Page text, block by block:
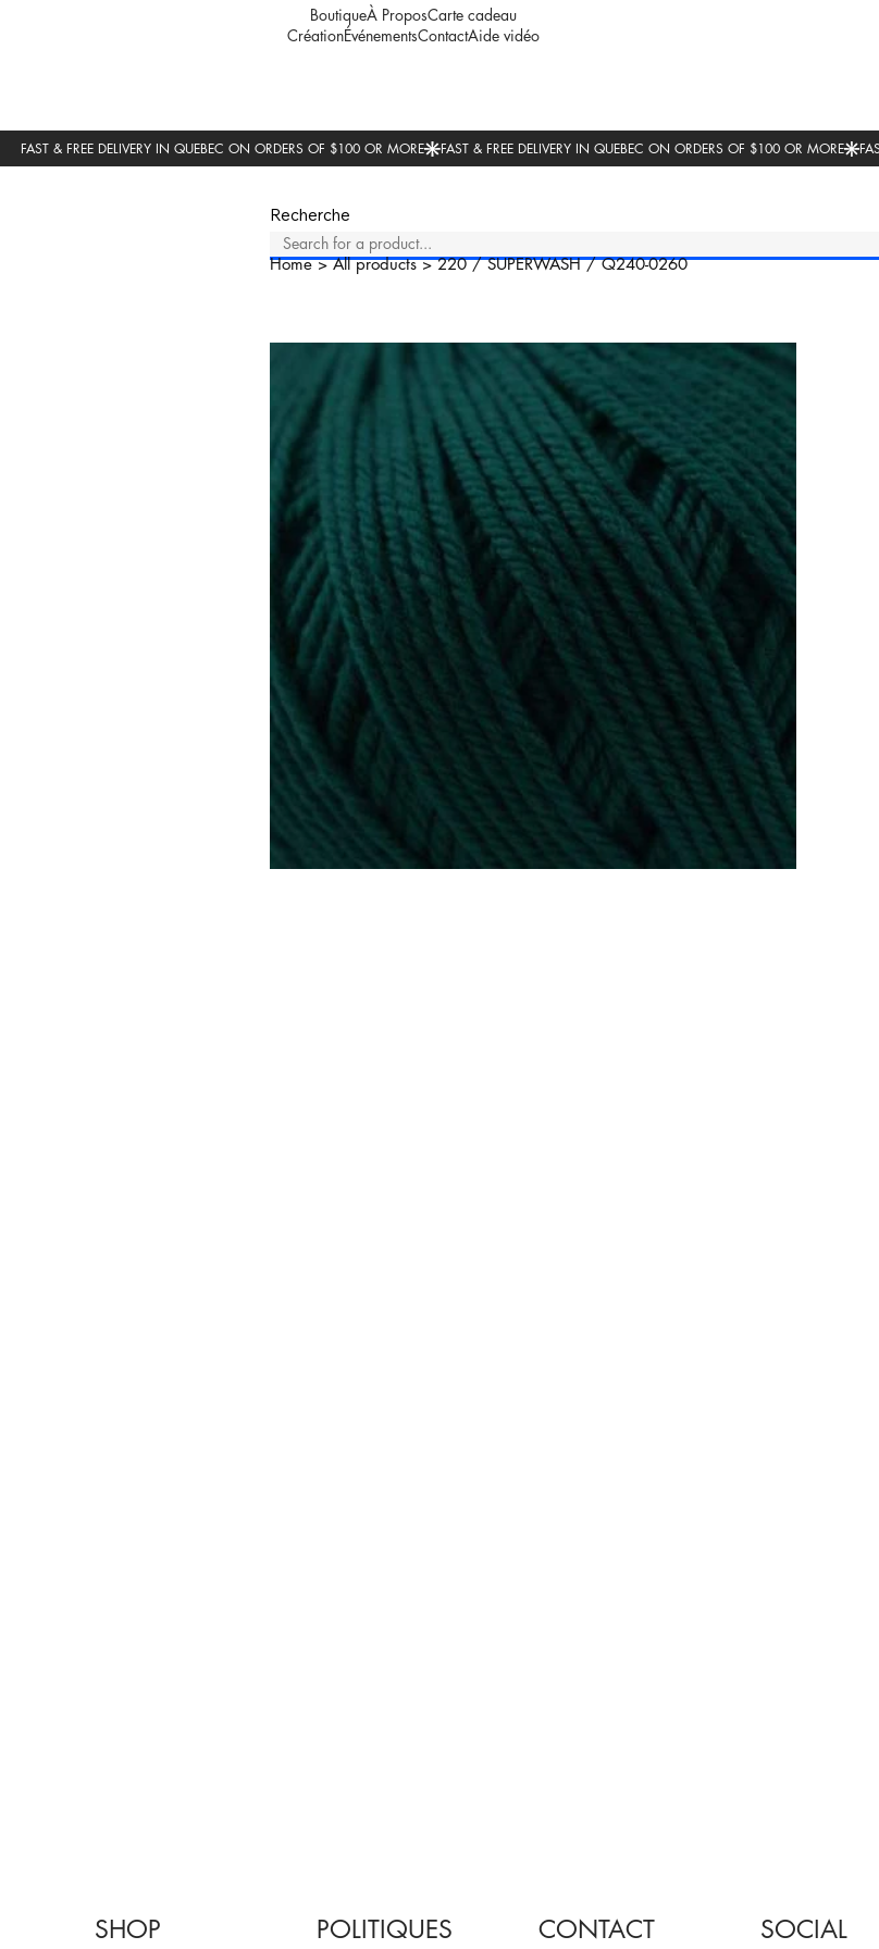
BoutiqueÀ ProposCarte cadeau
CréationÉvénementsContactAide vidéo
Recherche
Home>All products>220 / SUPERWASH / Q240-0260
SHOP POLITIQUES CONTACT SOCIAL